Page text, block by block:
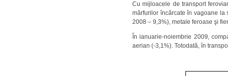
Cu mijloacele de transport
mărfurilor încărcate în vagoane la
2008 – 9,3%), metale feroase şi
În ianuarie-noiembrie 2009,
aerian (-3,1%). Totodată, în